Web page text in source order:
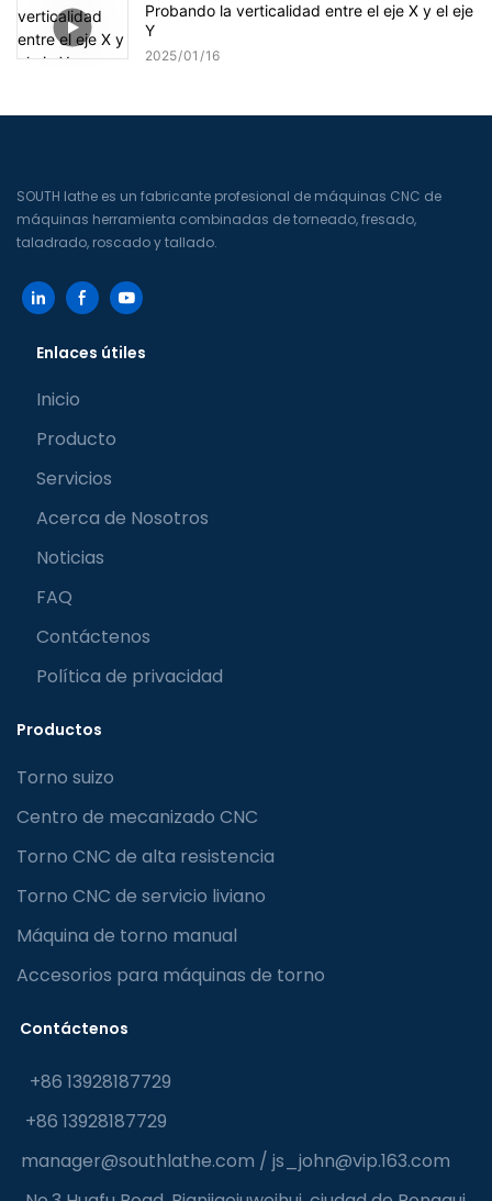
Probando la verticalidad entre el eje X y el eje
Y
2025 01 16
SOUTH lathe es un fabricante profesional de máquinas CNC de
máquinas herramienta combinadas de torneado, fresado,
taladrado, roscado y tallado.
Enlaces útiles
Inicio
Producto
Servicios
Acerca de Nosotros
Noticias
FAQ
Contáctenos
Política de privacidad
Productos
Torno suizo
Centro de mecanizado CNC
Torno CNC de alta resistencia
Torno CNC de servicio liviano
Máquina de torno manual
Accesorios para máquinas de torno
Contáctenos
+86 13928187729
+86 13928187729
manager@southlathe.com / js_john@vip.163.com